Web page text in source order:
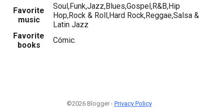
Favorite
music
Soul,Funk,Jazz,Blues,Gospel,R&B,Hip
Hop,Rock & Roll,Hard Rock,Reggae,Salsa &
Latin Jazz
Favorite
books
Cómic.
©2026 Blogger - Privacy Policy